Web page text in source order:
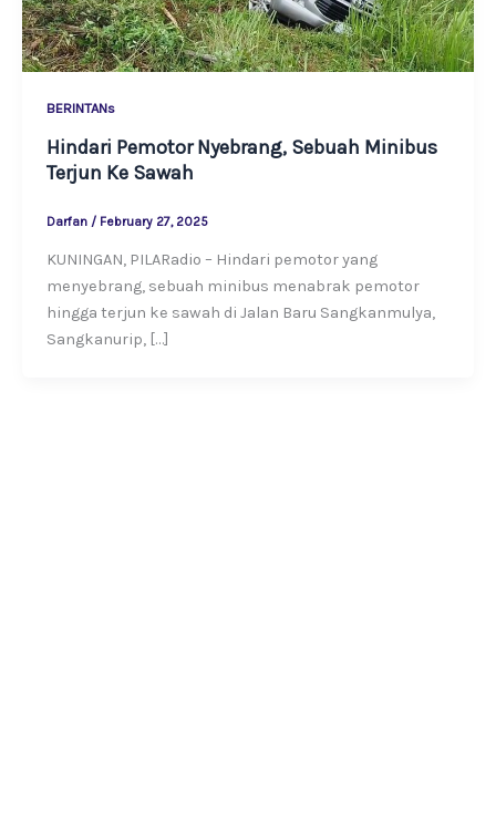
BERINTANs
Hindari Pemotor Nyebrang, Sebuah Minibus
Terjun Ke Sawah
Darfan / February 27, 2025
KUNINGAN, PILARadio – Hindari pemotor yang
menyebrang, sebuah minibus menabrak pemotor
hingga terjun ke sawah di Jalan Baru Sangkanmulya,
Sangkanurip, […]